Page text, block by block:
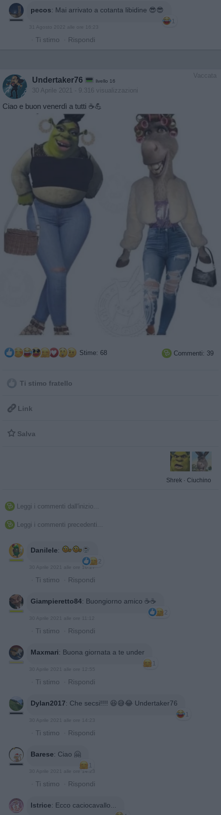
pecos: Mai arrivato a cotanta libidine 😎😎
1
31 Agosto 2022 alle ore 16:23
· Ti stimo · Rispondi
Vaccata
Undertaker76 livello 16
30 Aprile 2021 - 9.316 visualizzazioni
Ciao e buon venerdì a tutti ☕💪
Stime: 68  Commenti: 39
Ti stimo fratello
 Link
 Salva
Shrek · Ciuchino
 Leggi i commenti dall'inizio...
 Leggi i commenti precedenti...
Danilele:
2
30 Aprile 2021 alle ore 10:27
· Ti stimo · Rispondi
Giampieretto84: Buongiorno amico ☕☕
2
30 Aprile 2021 alle ore 11:12
· Ti stimo · Rispondi
Maxmari: Buona giornata a te under
1
30 Aprile 2021 alle ore 12:55
· Ti stimo · Rispondi
Dylan2017: Che secsi!!!! 😆😅😂 Undertaker76
1
30 Aprile 2021 alle ore 14:23
· Ti stimo · Rispondi
Barese: Ciao 🤗
1
30 Aprile 2021 alle ore 14:23
· Ti stimo · Rispondi
Istrice: Ecco caciocavallo...